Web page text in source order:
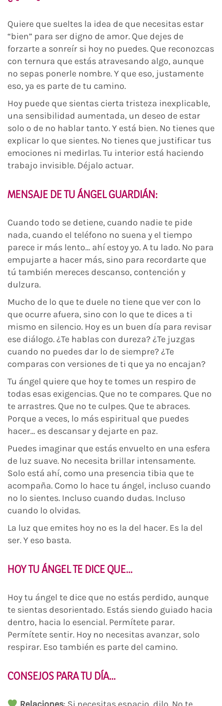
Quiere que sueltes la idea de que necesitas estar
“bien” para ser digno de amor. Que dejes de
forzarte a sonreír si hoy no puedes. Que reconozcas
con ternura que estás atravesando algo, aunque
no sepas ponerle nombre. Y que eso, justamente
eso, ya es parte de tu camino.
Hoy puede que sientas cierta tristeza inexplicable,
una sensibilidad aumentada, un deseo de estar
solo o de no hablar tanto. Y está bien. No tienes que
explicar lo que sientes. No tienes que justificar tus
emociones ni medirlas. Tu interior está haciendo
trabajo invisible. Déjalo actuar.
MENSAJE DE TU ÁNGEL GUARDIÁN:
Cuando todo se detiene, cuando nadie te pide
nada, cuando el teléfono no suena y el tiempo
parece ir más lento… ahí estoy yo. A tu lado. No para
empujarte a hacer más, sino para recordarte que
tú también mereces descanso, contención y
dulzura.
Mucho de lo que te duele no tiene que ver con lo
que ocurre afuera, sino con lo que te dices a ti
mismo en silencio. Hoy es un buen día para revisar
ese diálogo. ¿Te hablas con dureza? ¿Te juzgas
cuando no puedes dar lo de siempre? ¿Te
comparas con versiones de ti que ya no encajan?
Tu ángel quiere que hoy te tomes un respiro de
todas esas exigencias. Que no te compares. Que no
te arrastres. Que no te culpes. Que te abraces.
Porque a veces, lo más espiritual que puedes
hacer… es descansar y dejarte en paz.
Puedes imaginar que estás envuelto en una esfera
de luz suave. No necesita brillar intensamente.
Solo está ahí, como una presencia tibia que te
acompaña. Como lo hace tu ángel, incluso cuando
no lo sientes. Incluso cuando dudas. Incluso
cuando lo olvidas.
La luz que emites hoy no es la del hacer. Es la del
ser. Y eso basta.
HOY TU ÁNGEL TE DICE QUE…
Hoy tu ángel te dice que no estás perdido, aunque
te sientas desorientado. Estás siendo guiado hacia
dentro, hacia lo esencial. Permítete parar.
Permítete sentir. Hoy no necesitas avanzar, solo
respirar. Eso también es parte del camino.
CONSEJOS PARA TU DÍA…